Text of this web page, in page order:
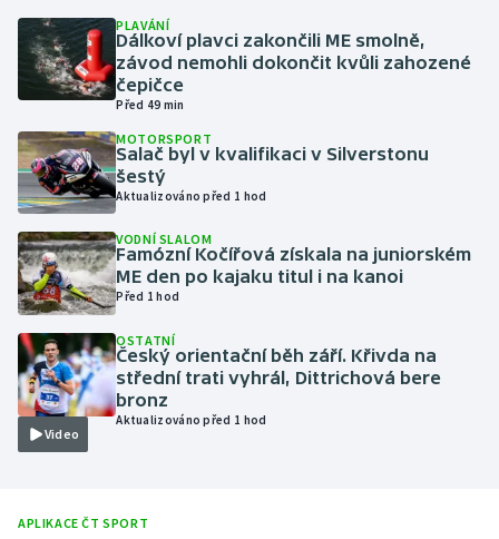
Házená
Jezdectví
Krasobruslení
Lezení
Lyže a snowboard
Moderní pětiboj
Motorsport
Olympijské hry
PLAVÁNÍ
Dálkoví plavci zakončili ME smolně,
závod nemohli dokončit kvůli zahozené
čepičce
Před 49 min
MOTORSPORT
Salač byl v kvalifikaci v Silverstonu
šestý
Aktualizováno před 1 hod
VODNÍ SLALOM
Famózní Kočířová získala na juniorském
ME den po kajaku titul i na kanoi
Před 1 hod
Video
OSTATNÍ
Český orientační běh září. Křivda na
střední trati vyhrál, Dittrichová bere
bronz
Aktualizováno před 1 hod
APLIKACE ČT SPORT